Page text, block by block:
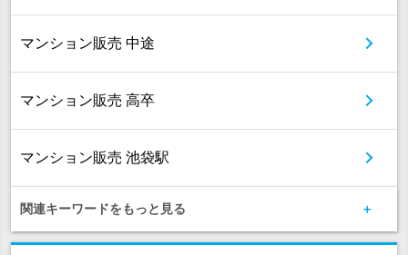
マンション販売 中途
マンション販売 高卒
マンション販売 池袋駅
関連キーワードをもっと見る